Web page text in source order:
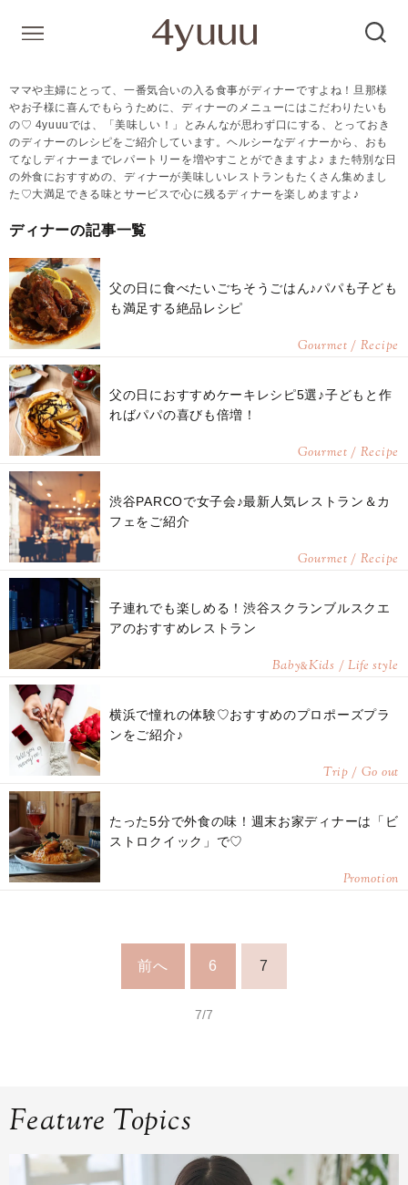
ママや主婦にとって、一番気合いの入る食事がディナーですよね！旦那様
やお子様に喜んでもらうために、ディナーのメニューにはこだわりたいも
の♡ 4yuuuでは、「美味しい！」とみんなが思わず口にする、とっておき
のディナーのレシピをご紹介しています。ヘルシーなディナーから、おも
てなしディナーまでレパートリーを増やすことができますよ♪ また特別な日
の外食におすすめの、ディナーが美味しいレストランもたくさん集めまし
た♡大満足できる味とサービスで心に残るディナーを楽しめますよ♪
ディナーの記事一覧
父の日に食べたいごちそうごはん♪パパも子ども
も満足する絶品レシピ
Gourmet / Recipe
父の日におすすめケーキレシピ5選♪子どもと作
ればパパの喜びも倍増！
Gourmet / Recipe
渋谷PARCOで女子会♪最新人気レストラン＆カ
フェをご紹介
Gourmet / Recipe
子連れでも楽しめる！渋谷スクランブルスクエ
アのおすすめレストラン
Baby&Kids / Life style
横浜で憧れの体験♡おすすめのプロポーズプラ
ンをご紹介♪
Trip / Go out
たった5分で外食の味！週末お家ディナーは「ビ
ストロクイック」で♡
Promotion
前へ 6 7
7/7
Feature Topics